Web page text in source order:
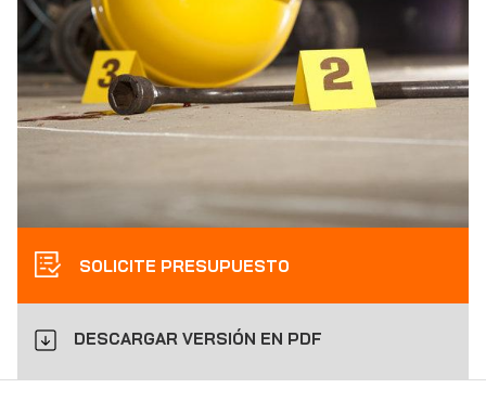
SOLICITE PRESUPUESTO
DESCARGAR VERSIÓN EN PDF